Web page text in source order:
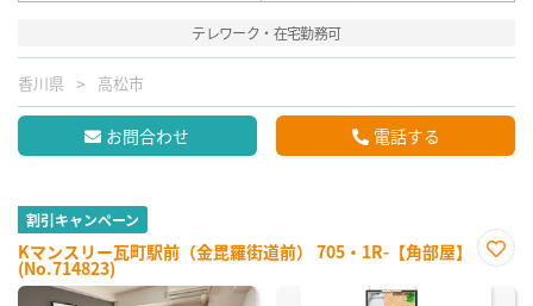
テレワーク・在宅勤務可
香川県 高松市
お問合わせ 電話する
割引キャンペーン
Kマンスリー瓦町駅前（金毘羅街道前） 705・1R-【角部屋】
(No.714823)
に入